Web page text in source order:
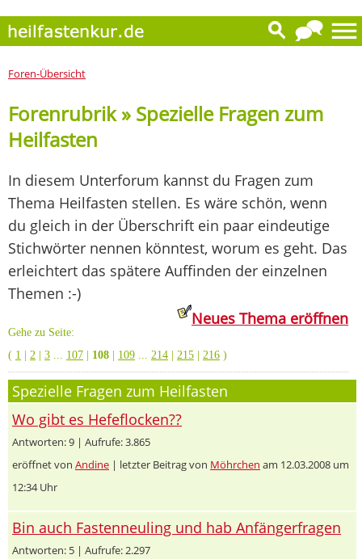
Foren-Übersicht
Forenrubrik » Spezielle Fragen zum
Heilfasten
In diesem Unterforum kannst du Fragen zum
Thema Heilfasten stellen. Es wäre schön, wenn
du gleich in der Überschrift ein paar eindeutige
Stichwörter nennen könntest, worum es geht. Das
erleichtert das spätere Auffinden der einzelnen
Themen :-)
Neues Thema eröffnen
Gehe zu Seite:
( 1 2 3 107 108 109 214 215 216 )
Spezielle Fragen zum Heilfasten
Wo gibt es Hefeflocken??
Antworten: 9 | Aufrufe: 3.865
eröffnet von Andine | letzter Beitrag von Möhrchen am 12.03.2008 um
12:34 Uhr
Bin auch Fastenneuling und hab Anfängerfragen
Antworten: 5 | Aufrufe: 2.297